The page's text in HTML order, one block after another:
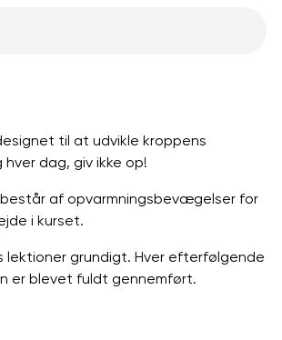
til at udvikle kroppens
dag, giv ikke op!
af opvarmningsbevægelser for
i kurset.
lektioner grundigt. Hver efterfølgende
er blevet fuldt gennemført.